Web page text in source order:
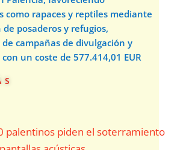
como rapaces y reptiles mediante
posaderos y refugios,
campañas de divulgación y
un coste de 577.414,01 EUR